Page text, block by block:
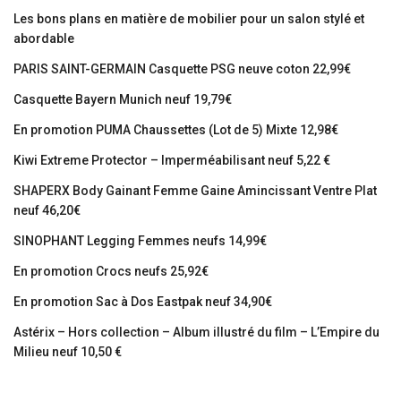
Les bons plans en matière de mobilier pour un salon stylé et
abordable
PARIS SAINT-GERMAIN Casquette PSG neuve coton 22,99€
Casquette Bayern Munich neuf 19,79€
En promotion PUMA Chaussettes (Lot de 5) Mixte 12,98€
Kiwi Extreme Protector – Imperméabilisant neuf 5,22 €
SHAPERX Body Gainant Femme Gaine Amincissant Ventre Plat
neuf 46,20€
SINOPHANT Legging Femmes neufs 14,99€
En promotion Crocs neufs 25,92€
En promotion Sac à Dos Eastpak neuf 34,90€
Astérix – Hors collection – Album illustré du film – L’Empire du
Milieu neuf 10,50 €